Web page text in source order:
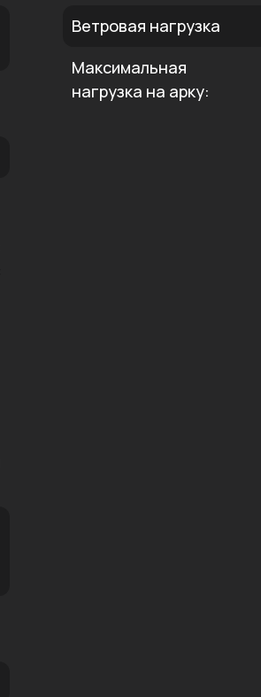
Ветровая нагрузка
Максимальная
нагрузка на арку: